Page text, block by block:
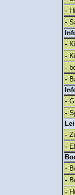
-
-
-
-
-
-
-
-
-
-
-
-
-